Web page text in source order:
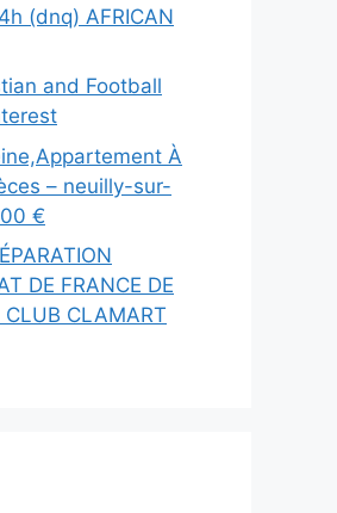
(dnq) AFRICAN
and Football
À
– neuilly-sur-
€
DE FRANCE DE
CLUB CLAMART